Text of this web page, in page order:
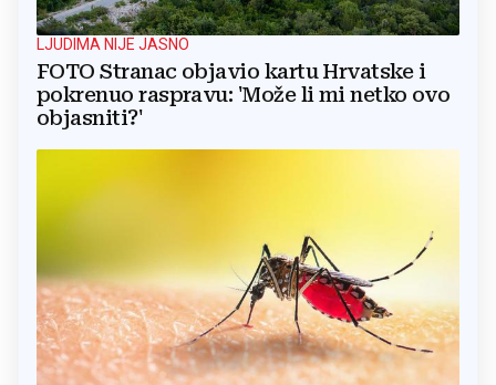
LJUDIMA NIJE JASNO
FOTO Stranac objavio kartu Hrvatske i
pokrenuo raspravu: 'Može li mi netko ovo
objasniti?'